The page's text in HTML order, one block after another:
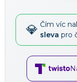
Čím víc
sleva pro